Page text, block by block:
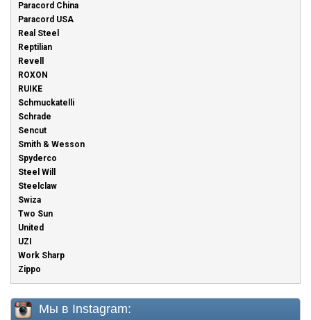
Paracord China
Paracord USA
Real Steel
Reptilian
Revell
ROXON
RUIKE
Schmuckatelli
Schrade
Sencut
Smith & Wesson
Spyderco
Steel Will
Steelclaw
Swiza
Two Sun
United
UZI
Work Sharp
Zippo